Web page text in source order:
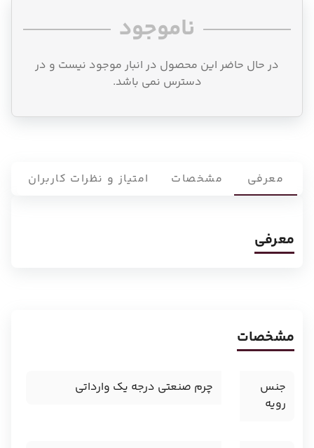
ناموجود
در حال حاضر این محصول در انبار موجود نیست و در
دسترس نمی باشد.
معرفی مشخصات امتیاز و نظرات کاربران
معرفی
مشخصات
جنس
رویه
چرم صنعتی درجه یک وارداتی